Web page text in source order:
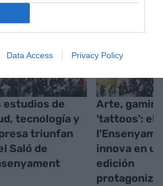
Data Access Privacy Policy
estudios de
tecnología y
triunfan
Saló de
Arte,
'tattoos': el
innova en
edición